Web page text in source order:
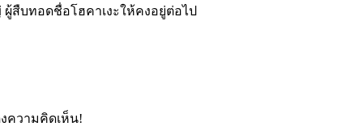
สืบทอดชื่อโฮคาเงะให้คงอยู่ต่อไป
ความคิดเห็น!